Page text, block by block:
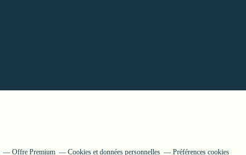
Offre Premium Cookies et données personnelles Préférences cookies